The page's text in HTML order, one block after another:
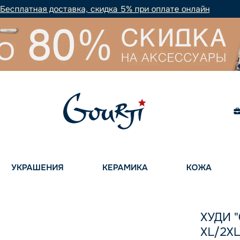
Бесплатная доставка, скидка 5% при оплате онлайн
УКРАШЕНИЯ КЕРАМИКА КОЖА
ХУДИ
XL/